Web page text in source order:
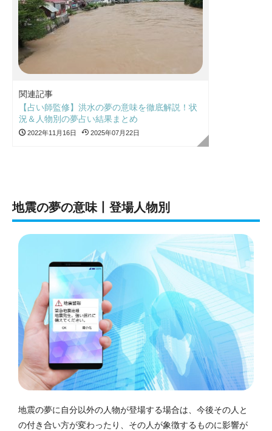
関連記事
【占い師監修】洪水の夢の意味を徹底解説！状
況＆人物別の夢占い結果まとめ
2022年11月16日 2025年07月22日
地震の夢の意味丨登場人物別
地震の夢に自分以外の人物が登場する場合は、今後その人と
の付き合い方が変わったり、その人が象徴するものに影響が